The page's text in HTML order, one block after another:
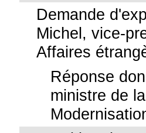
Demande
Michel, vice-
Affaires
Réponse
ministre de